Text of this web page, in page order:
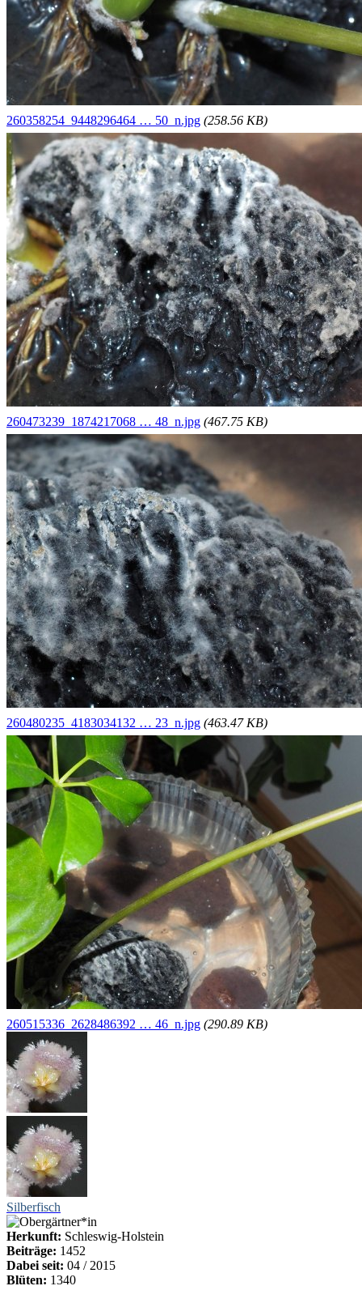
260358254_9448296464 … 50_n.jpg (258.56 KB)
260473239_1874217068 … 48_n.jpg (467.75 KB)
260480235_4183034132 … 23_n.jpg (463.47 KB)
260515336_2628486392 … 46_n.jpg (290.89 KB)
Silberfisch
Herkunft: Schleswig-Holstein
Beiträge: 1452
Dabei seit: 04 / 2015
Blüten: 1340